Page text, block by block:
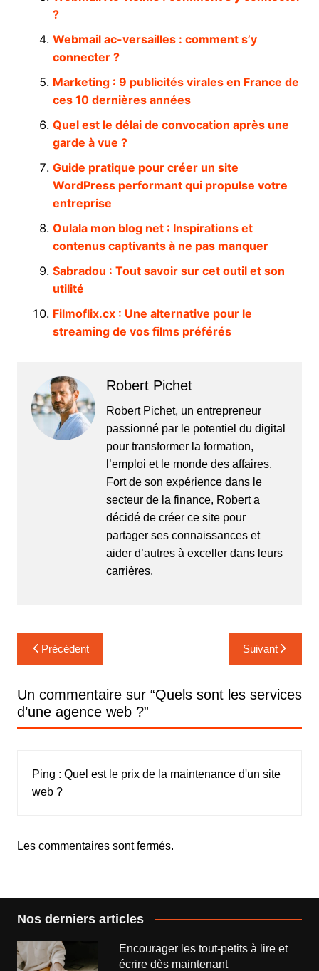
?
Webmail ac-versailles : comment s’y
connecter ?
Marketing : 9 publicités virales en France de
ces 10 dernières années
Quel est le délai de convocation après une
garde à vue ?
Guide pratique pour créer un site
WordPress performant qui propulse votre
entreprise
Oulala mon blog net : Inspirations et
contenus captivants à ne pas manquer
Sabradou : Tout savoir sur cet outil et son
utilité
Filmoflix.cx : Une alternative pour le
streaming de vos films préférés
Robert Pichet
Robert Pichet, un entrepreneur
passionné par le potentiel du digital
pour transformer la formation,
l’emploi et le monde des affaires.
Fort de son expérience dans le
secteur de la finance, Robert a
décidé de créer ce site pour
partager ses connaissances et
aider d’autres à exceller dans leurs
carrières.
Navigation
de
l’article
Précédent Suivant
Un commentaire sur “Quels sont les services
d’une agence web ?”
Ping : Quel est le prix de la maintenance d'un site
web ?
Les commentaires sont fermés.
Nos derniers articles
Encourager les tout-petits à lire et
écrire dès maintenant